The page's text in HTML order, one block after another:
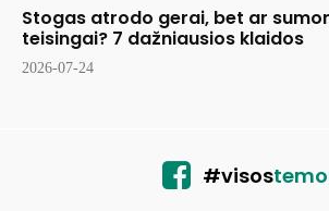
Stogas atrodo gerai, bet ar
teisingai? 7 dažniausios klaidos
2026-07-24
#visos